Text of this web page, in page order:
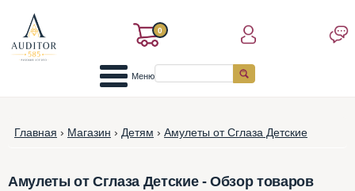
0
Меню
Главная › Магазин › Детям › Амулеты от Сглаза Детские
Амулеты от Сглаза Детские - Обзор товаров